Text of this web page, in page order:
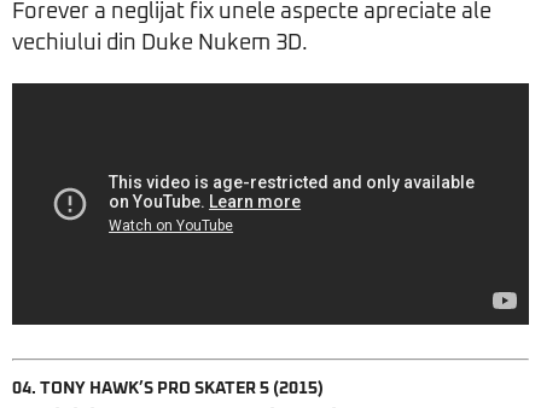
Forever a neglijat fix unele aspecte apreciate ale
vechiului din Duke Nukem 3D.
04. TONY HAWK’S PRO SKATER 5 (2015)